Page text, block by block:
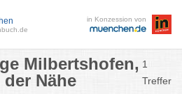
in Konzession von
Milbertshofen,
Nähe
1
Treffer